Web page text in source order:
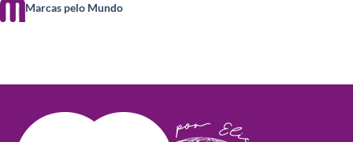
Marcas pelo Mundo